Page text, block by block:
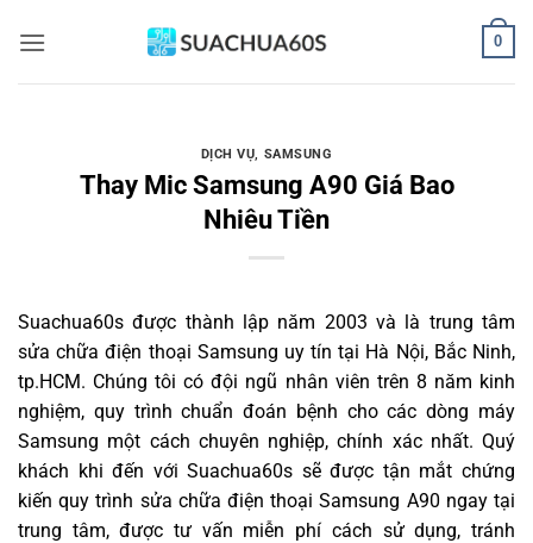
qua
0
DỊCH VỤ, SAMSUNG
Thay Mic Samsung A90 Giá Bao
Nhiêu Tiền
Suachua60s được thành lập năm 2003 và là trung tâm
sửa chữa điện thoại Samsung uy tín tại Hà Nội, Bắc Ninh,
tp.HCM. Chúng tôi có đội ngũ nhân viên trên 8 năm kinh
nghiệm, quy trình chuẩn đoán bệnh cho các dòng máy
Samsung một cách chuyên nghiệp, chính xác nhất. Quý
khách khi đến với Suachua60s sẽ được tận mắt chứng
kiến quy trình sửa chữa điện thoại Samsung A90 ngay tại
trung tâm, được tư vấn miễn phí cách sử dụng, tránh